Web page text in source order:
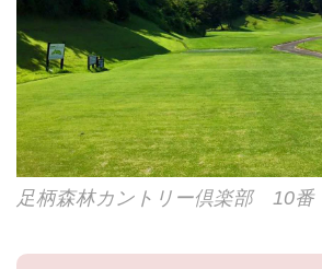
足柄森林カントリー倶楽部 10番